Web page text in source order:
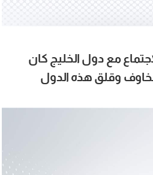
مع دول الخليج كان
وقلق هذه الدول